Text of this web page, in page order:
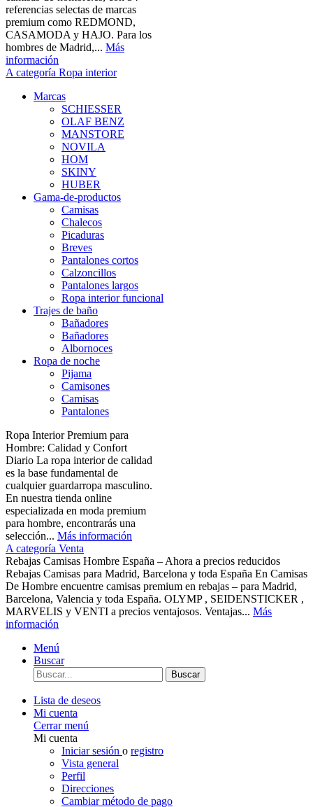
referencias selectas de marcas
premium como REDMOND,
CASAMODA y HAJO. Para los
hombres de Madrid,... Más
información
A categoría Ropa interior
Marcas
SCHIESSER
OLAF BENZ
MANSTORE
NOVILA
HOM
SKINY
HUBER
Gama-de-productos
Camisas
Chalecos
Picaduras
Breves
Pantalones cortos
Calzoncillos
Pantalones largos
Ropa interior funcional
Trajes de baño
Bañadores
Bañadores
Albornoces
Ropa de noche
Pijama
Camisones
Camisas
Pantalones
Ropa Interior Premium para
Hombre: Calidad y Confort
Diario La ropa interior de calidad
es la base fundamental de
cualquier guardarropa masculino.
En nuestra tienda online
especializada en moda premium
para hombre, encontrarás una
selección... Más información
A categoría Venta
Rebajas Camisas Hombre España – Ahora a precios reducidos
Rebajas Camisas para Madrid, Barcelona y toda España En Camisas
De Hombre encuentre camisas premium en rebajas – para Madrid,
Barcelona, Valencia y toda España. OLYMP , SEIDENSTICKER ,
MARVELIS y VENTI a precios ventajosos. Ventajas... Más
información
Menú
Buscar
Buscar
Lista de deseos
Mi cuenta
Cerrar menú
Mi cuenta
Iniciar sesión o registro
Vista general
Perfil
Direcciones
Cambiar método de pago